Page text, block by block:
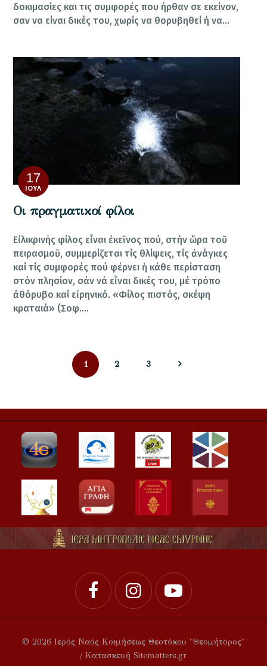
δοκιμασίες και τις συμφορές που ήρθαν σε εκείνον,
σαν να είναι δικές του, χωρίς να θορυβηθεί ή να…
17
ΙΟΎΛ
Οι πραγματικοί φίλοι
Εἰλικρινής φίλος εἶναι ἐκεῖνος πού, στήν ὥρα τοῦ
πειρασμοῦ, συμμερίζεται τίς θλίψεις, τίς ἀνάγκες
καί τίς συμφορές πού φέρνει ἡ κάθε περίσταση
στόν πλησίον, σάν νά εἶναι δικές του, μέ τρόπο
ἀθόρυβο καί εἰρηνικό. «Φίλος πιστός, σκέψη
κραταιά» (Σοφ.…
Σελιδοποίηση
άρθρων
PAGE
1 PAGE
2 PAGE
3
>
© 2026 Ιερός Ναός Κοιμήσεως Θεοτόκου "Θεομήτορος"
/ Κατασκευή Sitematters.gr